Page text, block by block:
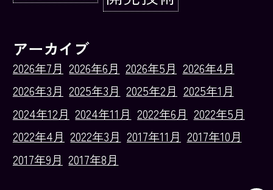
アーカイブ
2026年7月 2026年6月 2026年5月 2026年4月
2026年3月 2025年3月 2025年2月 2025年1月
2024年12月 2024年11月 2022年6月 2022年5月
2022年4月 2022年3月 2017年11月 2017年10月
2017年9月 2017年8月